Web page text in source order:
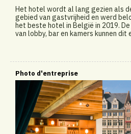
Het hotel wordt al lang gezien als
gebied van gastvrijheid en werd
het beste hotel in België in 2019.
van lobby, bar en kamers kunnen
Photo d'entreprise